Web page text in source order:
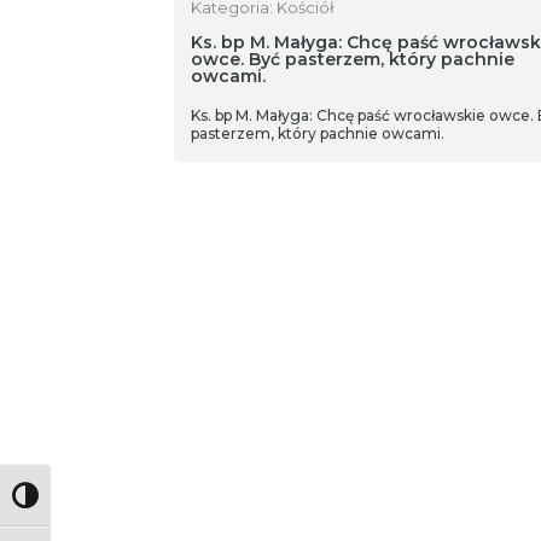
Toggle High Contrast
Kategoria: Kościół
Ks. bp M. Małyga: Chcę paść
owce. Być pasterzem, który pachnie
owcami.
Ks. bp M. Małyga: Chcę paść wrocławskie owce.
pasterzem, który pachnie owcami.